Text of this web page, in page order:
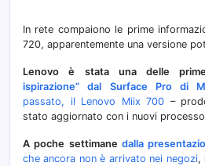
In rete compaiono le prime
720, apparentemente una versione
Lenovo è stata una delle
ispirazione” dal Surface Pro di
passato, il Lenovo Miix 700 –
stato aggiornato con i nuovi
A poche settimane dalla
che ancora non è arrivato nei negozi,